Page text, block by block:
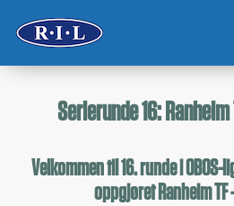
Serierunde 16:
Velkommen til 16. runde i OBOS-
oppgjøret Ranheim TF